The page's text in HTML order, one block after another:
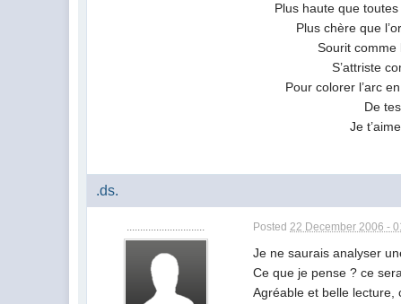
Plus haute que toutes
Plus chère que
Sourit comme la
S’attriste
Pour colorer l’arc en
De tes
Je t’aime
.ds.
............................. Posted22 December 2006 -
Je ne saurais analyser
Ce que je pense ? ce
Agréable et belle lecture,